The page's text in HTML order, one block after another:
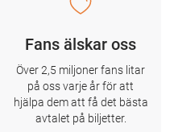
Fans älskar oss
Över 2,5 miljoner fans litar
på oss varje år för att
hjälpa dem att få det bästa
avtalet på biljetter.